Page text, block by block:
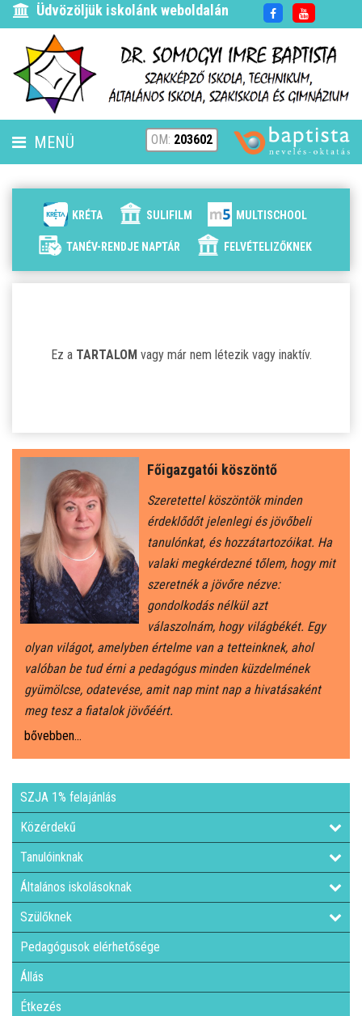
Üdvözöljük iskolánk weboldalán
MENÜ
HÍREK
ALAPÍTVÁNYUNK
SZJA 1% FELAJÁNLÁS
TANULÓINKNAK
ÁLTALÁNOS ISKOLÁSOKNAK
SZÜLŐKNEK
PEDAGÓGUSOK ELÉRHETŐSÉGE
ÉTKEZÉS
KORONAVÍRUS
ÁLTALÁNOS KÖZÉPFOKÚ OKTATÁS
KÖZÉPFOKÚ OKTATÁS
SZAKMAI KÖZÉPFOKÚ OKTATÁS
FELNŐTTOKTATÁS: ESTI GIMNÁZIUM
INTÉZMÉNYI DOKUMENTUMOK
OM: 203602
KRÉTA SULIFILM MULTISCHOOL
TANÉV-RENDJE NAPTÁR FELVÉTELIZŐKNEK
Főigazgatói köszöntő
Szeretettel köszöntök minden
érdeklődőt jelenlegi és jövőbeli
tanulónkat, és hozzátartozóikat. Ha
valaki megkérdezné tőlem, hogy mit
szeretnék a jövőre nézve:
gondolkodás nélkül azt
válaszolnám, hogy világbékét. Egy
olyan világot, amelyben értelme van a tetteinknek, ahol
valóban be tud érni a pedagógus minden küzdelmének
gyümölcse, odatevése, amit nap mint nap a hivatásaként
meg tesz a fiatalok jövőéért.
bővebben...
SZJA 1% felajánlás
Közérdekű
Tanulóinknak
Általános iskolásoknak
Szülőknek
Pedagógusok elérhetősége
Állás
Étkezés
Ez a TARTALOM vagy már nem létezik vagy inaktív.